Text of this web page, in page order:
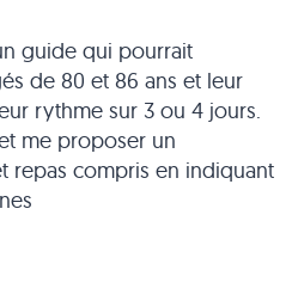
guide qui pourrait
de 80 et 86 ans et leur
rythme sur 3 ou 4 jours.
me proposer un
repas compris en indiquant